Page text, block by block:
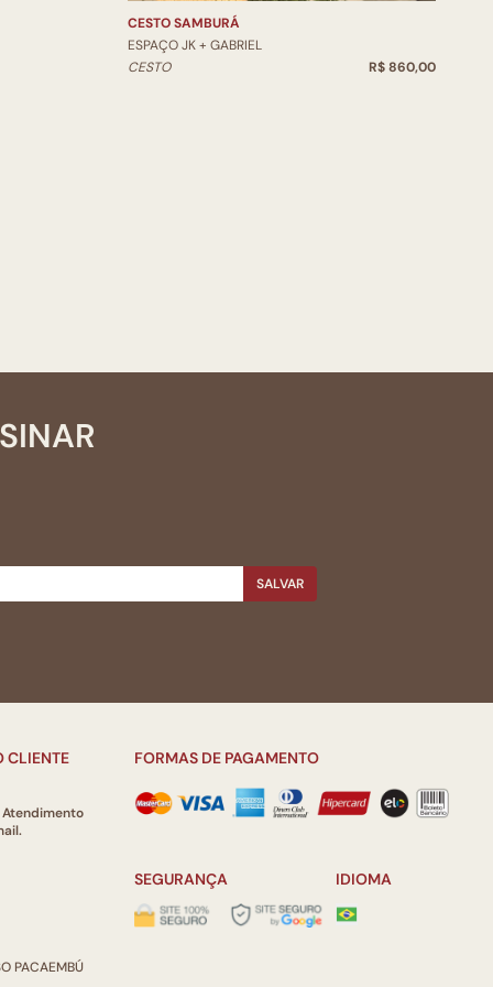
CESTO SAMBURÁ
ESPAÇO JK + GABRIEL
CESTO
R$ 860,00
SALVAR
CLIENTE
Atendimento
PACAEMBÚ
FORMAS DE PAGAMENTO
SEGURANÇA IDIOMA